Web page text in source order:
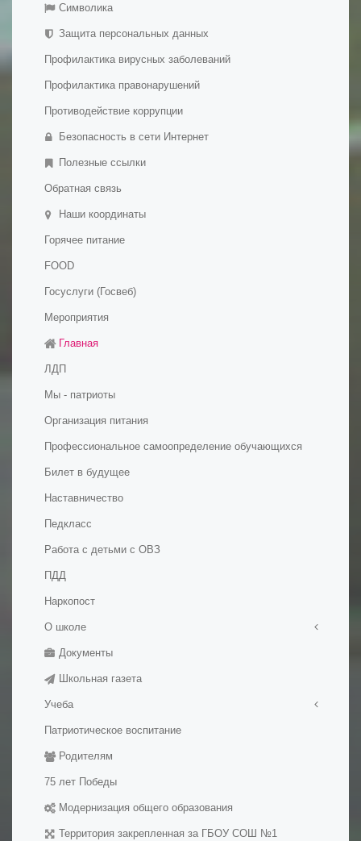
обучающихся
- Международное сотрудничество
- Организация питания в образовательной организации
- Дополнительное образование детей и взрослых
Символика
Защита персональных данных
Профилактика вирусных заболеваний
Профилактика правонарушений
Противодействие коррупции
Безопасность в сети Интернет
Полезные ссылки
Обратная связь
Наши координаты
Горячее питание
FOOD
Госуслуги (Госвеб)
Мероприятия
Главная
ЛДП
Мы - патриоты
Организация питания
Профессиональное самоопределение обучающихся
Билет в будущее
Наставничество
Педкласс
Работа с детьми с ОВЗ
ПДД
Наркопост
О школе
Правила приема в школу
История школы
Документы
Школьная газета
Учеба
Медалисты
Электронные образовательные ресуры
Методические разработки уроков
Патриотическое воспитание
Родителям
75 лет Победы
Модернизация общего образования
Территория закрепленная за ГБОУ СОШ №1